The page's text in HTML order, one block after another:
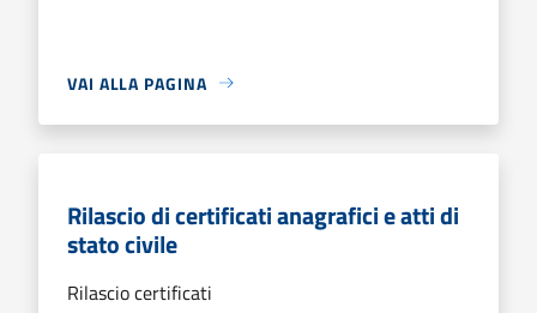
VAI ALLA PAGINA
Rilascio di certificati anagrafici e atti di
stato civile
Rilascio certificati